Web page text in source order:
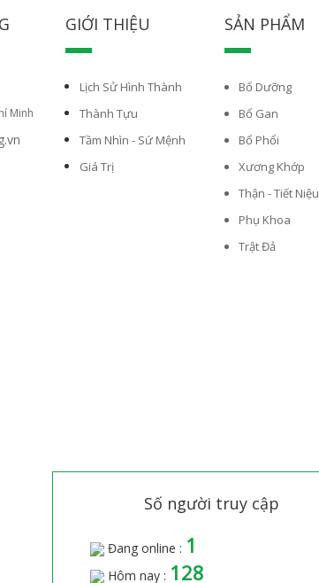
Minh
GIỚI THIỆU
Lịch Sử Hình Thành
Thành Tựu
Tầm Nhìn - Sứ Mệnh
Giá Trị
SẢN PHẨM
Bổ Dưỡng
Bổ Gan
Bổ Phổi
Xương Khớp
Thận - Tiết Niệu
Phụ Khoa
Trật Đả
Số người truy cập
Đang online : 1
Hôm nay : 128